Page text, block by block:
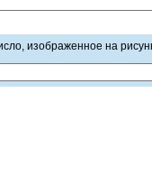
изображенное на